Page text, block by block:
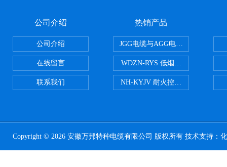
公司介绍
公司介绍
在线留言
联系我们
热销产品
JGG电缆与AGG电缆有什么区别
WDZN-RYS 低烟无卤耐火双绞线
NH-KYJV 耐火控制电缆
Copyright © 2026 安徽万邦特种电缆有限公司 版权所有 技术支持：